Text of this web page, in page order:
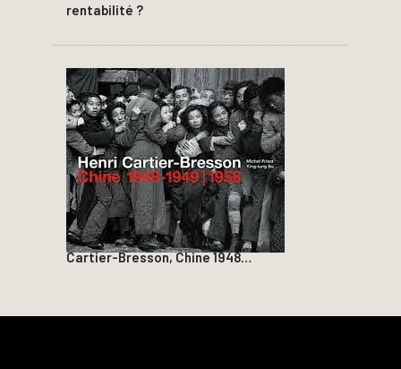
rentabilité ?
Cartier-Bresson, Chine 1948…